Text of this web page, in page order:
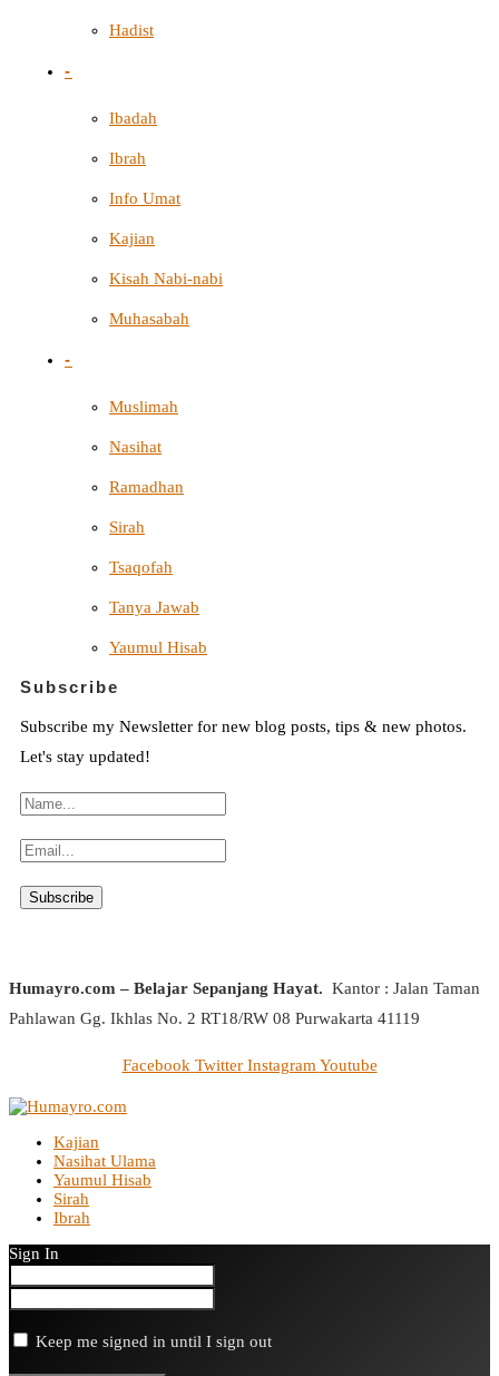
Hadist
-
Ibadah
Ibrah
Info Umat
Kajian
Kisah Nabi-nabi
Muhasabah
-
Muslimah
Nasihat
Ramadhan
Sirah
Tsaqofah
Tanya Jawab
Yaumul Hisab
Subscribe
Subscribe my Newsletter for new blog posts, tips & new photos.
Let's stay updated!
Humayro.com – Belajar Sepanjang Hayat. Kantor : Jalan Taman
Pahlawan Gg. Ikhlas No. 2 RT18/RW 08 Purwakarta 41119
Facebook Twitter Instagram Youtube
Kajian
Nasihat Ulama
Yaumul Hisab
Sirah
Ibrah
Sign In
Keep me signed in until I sign out